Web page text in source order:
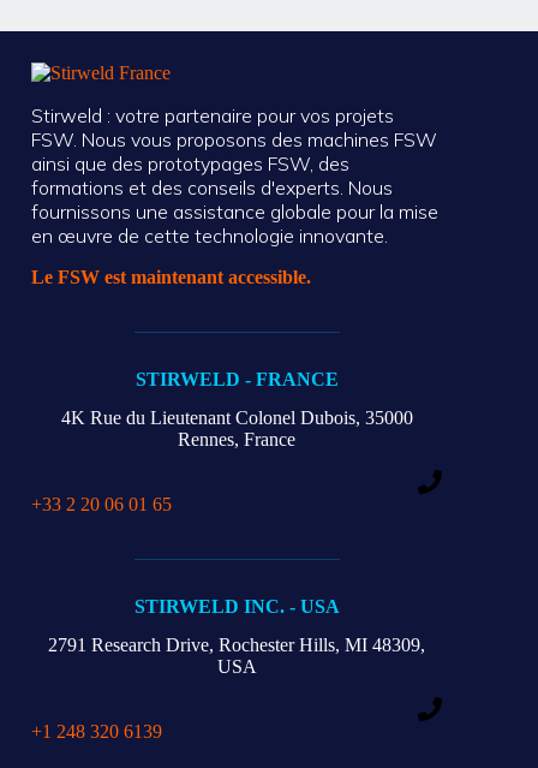
Stirweld : votre partenaire pour vos projets
FSW. Nous vous proposons des machines FSW
ainsi que des prototypages FSW, des
formations et des conseils d'experts. Nous
fournissons une assistance globale pour la mise
en œuvre de cette technologie innovante.
Le FSW est maintenant accessible.
STIRWELD - FRANCE
4K Rue du Lieutenant Colonel Dubois, 35000
Rennes, France
+33 2 20 06 01 65
STIRWELD INC. - USA
2791 Research Drive, Rochester Hills, MI 48309,
USA
+1 248 320 6139